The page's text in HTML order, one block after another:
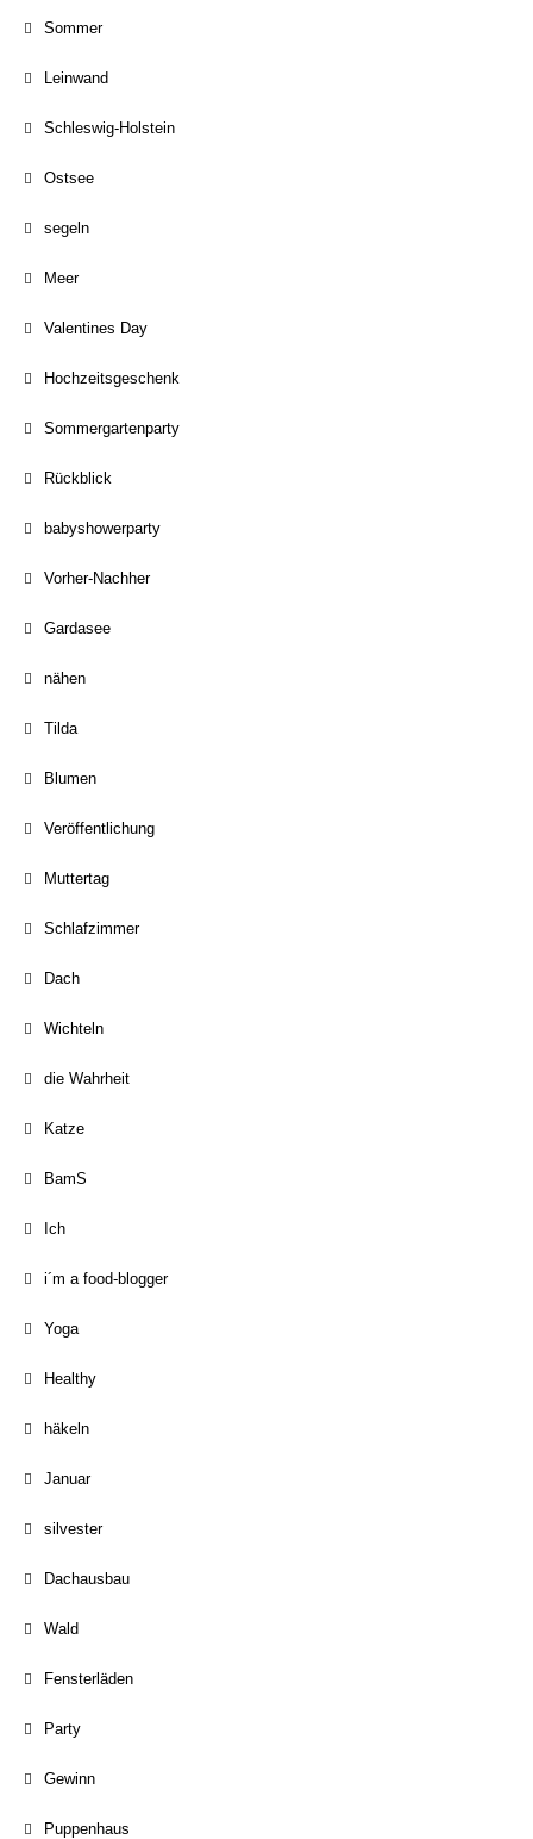
Sommer
Leinwand
Schleswig-Holstein
Ostsee
segeln
Meer
Valentines Day
Hochzeitsgeschenk
Sommergartenparty
Rückblick
babyshowerparty
Vorher-Nachher
Gardasee
nähen
Tilda
Blumen
Veröffentlichung
Muttertag
Schlafzimmer
Dach
Wichteln
die Wahrheit
Katze
BamS
Ich
i´m a food-blogger
Yoga
Healthy
häkeln
Januar
silvester
Dachausbau
Wald
Fensterläden
Party
Gewinn
Puppenhaus